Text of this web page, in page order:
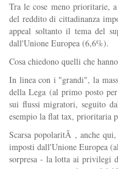
Tra le cose meno prioritarie,
del reddito di cittadinanza
appeal soltanto il tema del
dall'Unione Europea (6,6%).
Cosa chiedono quelli che
In linea con i "grandi", la
della Lega (al primo posto
sui flussi migratori, seguito
esempio la flat tax, prioritaria
Scarsa popolaritÃ , anche
imposti dall'Unione Europea
sorpresa - la lotta ai privilegi